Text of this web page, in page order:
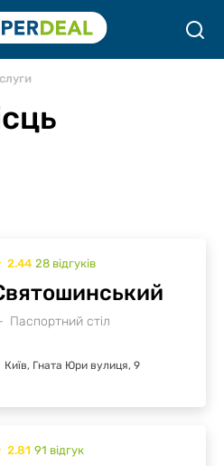
2.44 28 відгуків
Паспортний стіл
Київ, Гната Юри вулиця, 9
2.81 91 відгук